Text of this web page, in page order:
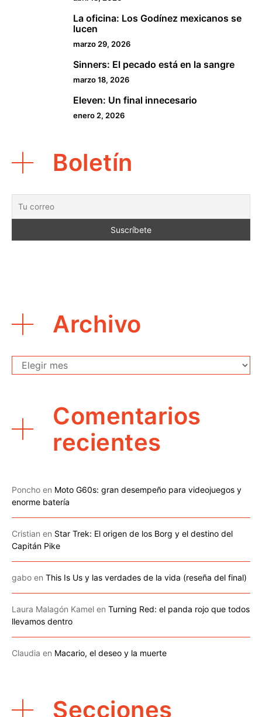
La oficina: Los Godínez mexicanos se
lucen
marzo 29, 2026
Sinners: El pecado está en la sangre
marzo 18, 2026
Eleven: Un final innecesario
enero 2, 2026
Boletín
Archivo
Archivo
Comentarios
recientes
Poncho en Moto G60s: gran desempeño para videojuegos y
enorme batería
Cristian en Star Trek: El origen de los Borg y el destino del
Capitán Pike
gabo en This Is Us y las verdades de la vida (reseña del final)
Laura Malagón Kamel en Turning Red: el panda rojo que todos
llevamos dentro
Claudia en Macario, el deseo y la muerte
Secciones